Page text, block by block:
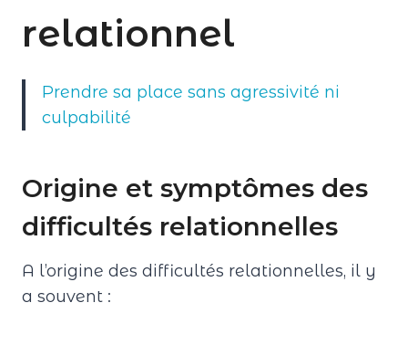
relationnel
Prendre sa place sans agressivité ni
culpabilité
Origine et symptômes des
difficultés relationnelles
A l’origine des difficultés relationnelles, il y
a souvent :